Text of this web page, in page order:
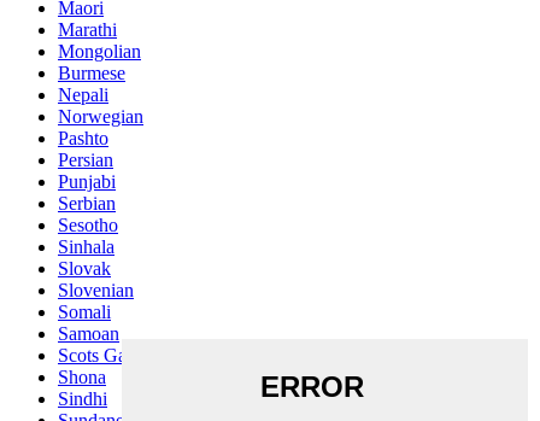
Maori
Marathi
Mongolian
Burmese
Nepali
Norwegian
Pashto
Persian
Punjabi
Serbian
Sesotho
Sinhala
Slovak
Slovenian
Somali
Samoan
Scots Gaelic
Shona
Sindhi